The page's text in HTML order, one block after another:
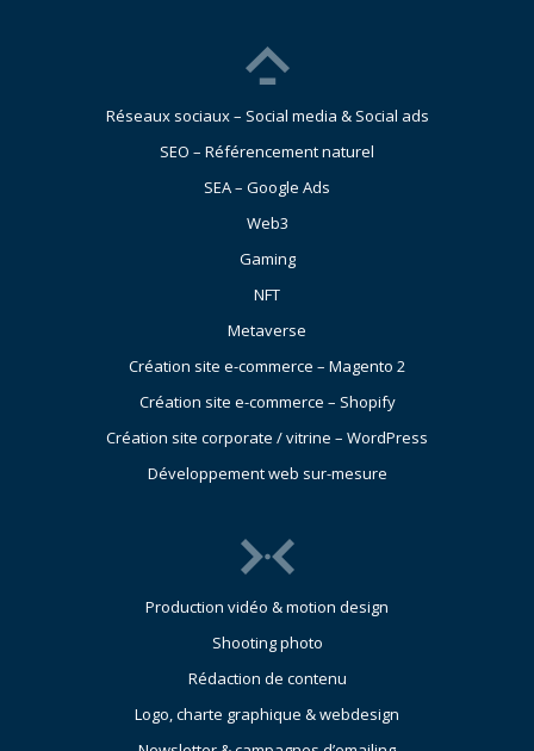
Réseaux sociaux – Social media & Social ads
SEO – Référencement naturel
SEA – Google Ads
Web3
Gaming
NFT
Metaverse
Création site e-commerce – Magento 2
Création site e-commerce – Shopify
Création site corporate / vitrine – WordPress
Développement web sur-mesure
Production vidéo & motion design
Shooting photo
Rédaction de contenu
Logo, charte graphique & webdesign